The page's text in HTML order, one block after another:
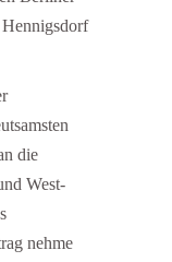
die
West-
nehme